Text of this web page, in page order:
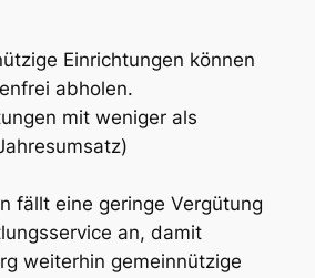
Einrichtungen können
abholen.
mit weniger als
fällt eine geringe Vergütung
an, damit
weiterhin gemeinnützige